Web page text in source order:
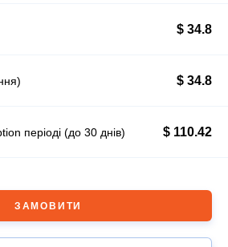
$ 34.8
$ 34.8
періоді (до 30 днів) $ 110.42
ЗАМОВИТИ